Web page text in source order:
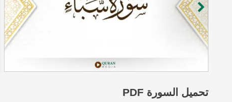
تحميل السورة PDF